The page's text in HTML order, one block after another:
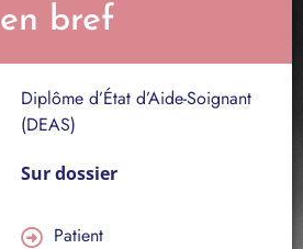
en bref
Diplôme d’État d’Aide-Soignant
(DEAS)
Sur dossier
Patient